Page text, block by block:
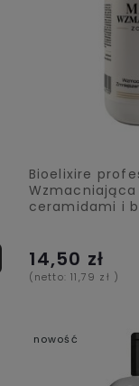
Bioelixire
Wzmacniająca
ceramidami i
14,50 zł
(netto:11,79 zł )
nowość